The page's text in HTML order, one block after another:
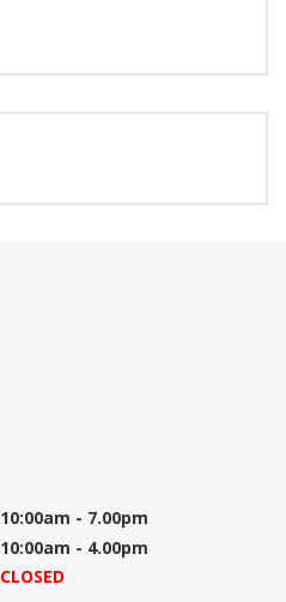
10:00am - 7.00pm
10:00am - 4.00pm
CLOSED